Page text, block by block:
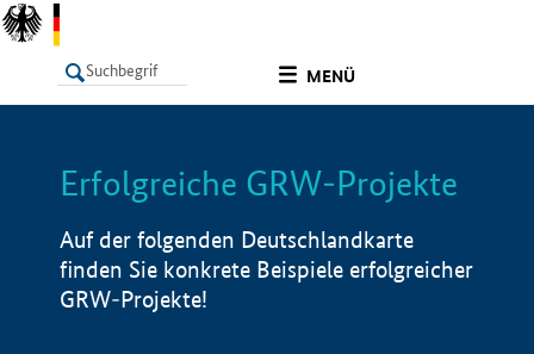
MENÜ
LISTE Info
Erfolgreiche GRW-Projekte
Auf der folgenden Deutschlandkarte
finden Sie konkrete Beispiele erfolgreicher
GRW-Projekte!